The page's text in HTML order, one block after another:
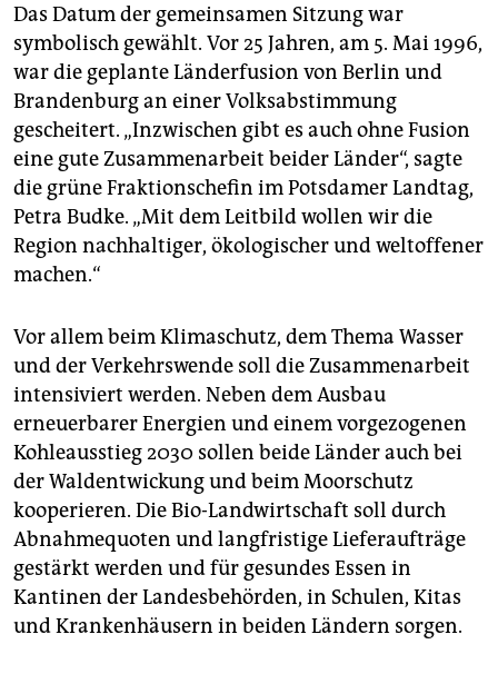
Das Datum der gemeinsamen Sitzung war
symbolisch gewählt. Vor 25 Jahren, am 5. Mai 1996,
war die geplante Länderfusion von Berlin und
Brandenburg an einer Volksabstimmung
gescheitert. „Inzwischen gibt es auch ohne Fusion
eine gute Zusammenarbeit beider Länder“, sagte
die grüne Fraktionschefin im Potsdamer Landtag,
Petra Budke. „Mit dem Leitbild wollen wir die
Region nachhaltiger, ökologischer und weltoffener
machen.“
Vor allem beim Klimaschutz, dem Thema Wasser
und der Verkehrswende soll die Zusammenarbeit
intensiviert werden. Neben dem Ausbau
erneuerbarer Energien und einem vorgezogenen
Kohleausstieg 2030 sollen beide Länder auch bei
der Waldentwickung und beim Moorschutz
kooperieren. Die Bio-Landwirtschaft soll durch
Abnahmequoten und langfristige Lieferaufträge
gestärkt werden und für gesundes Essen in
Kantinen der Landesbehörden, in Schulen, Kitas
und Krankenhäusern in beiden Ländern sorgen.